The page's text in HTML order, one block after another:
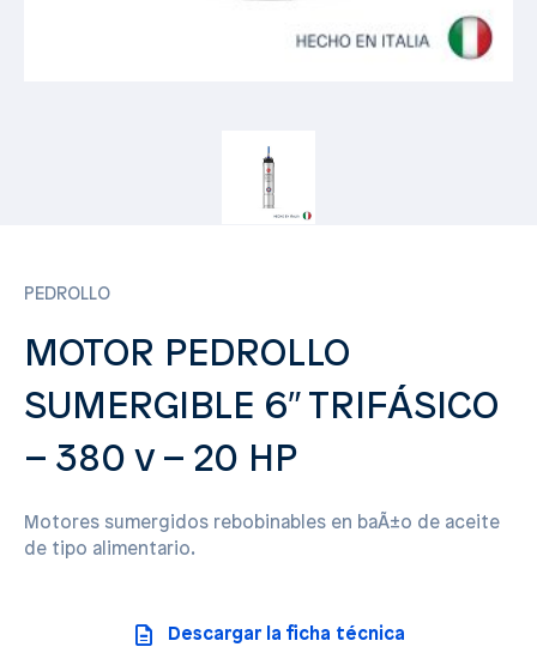
PEDROLLO
MOTOR PEDROLLO
SUMERGIBLE 6″ TRIFÁSICO
– 380 v – 20 HP
Motores sumergidos rebobinables en baÃ±o de aceite
de tipo alimentario.
Descargar la ficha técnica